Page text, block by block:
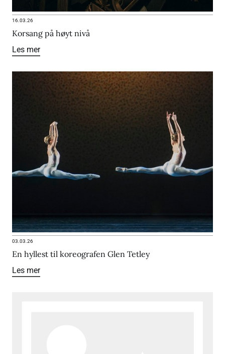
16.03.26
Korsang på høyt nivå
Les mer
03.03.26
En hyllest til koreografen Glen Tetley
Les mer